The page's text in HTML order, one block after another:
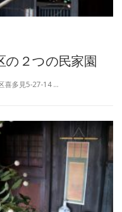
の２つの民家園
喜多見5-27-14 …